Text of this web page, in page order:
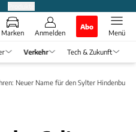
Marken Anmelden
Abo
Menü
Verkehr Tech & Zukunft
Neuer Name für den Sylter